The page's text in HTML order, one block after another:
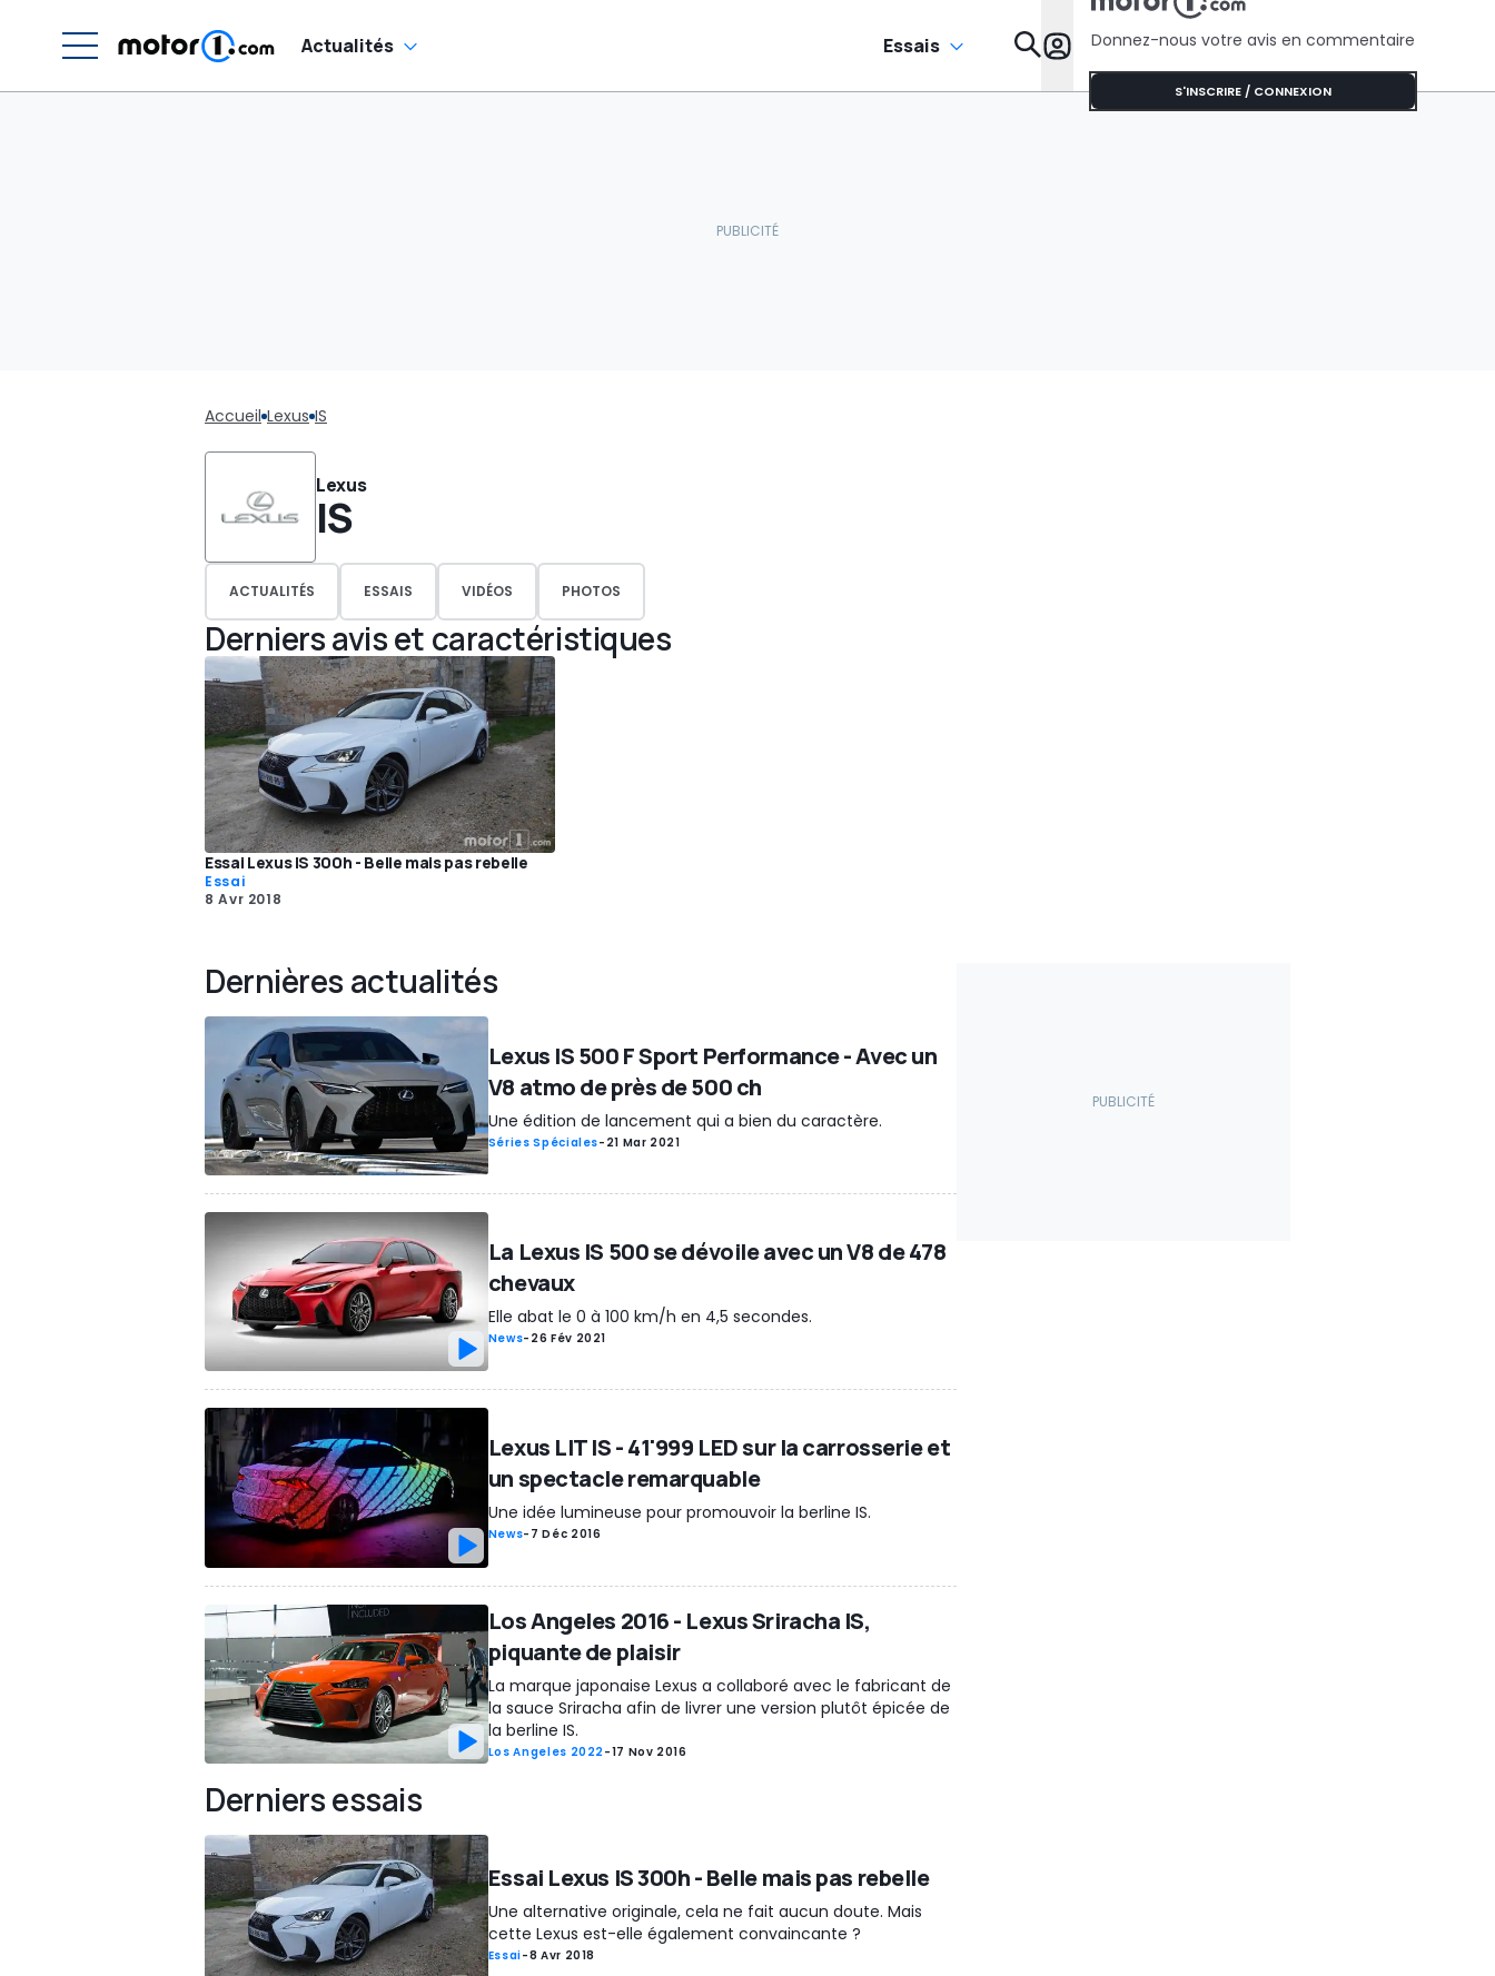
Actualités Essais Donnez-nous votre avis en commentaire
S'INSCRIRE / CONNEXION
Accueil Lexus IS
Lexus
IS
ACTUALITÉS ESSAIS VIDÉOS PHOTOS
Derniers avis et caractéristiques
Essai Lexus IS 300h - Belle mais pas rebelle
Essai
8 Avr 2018
Dernières actualités
Lexus IS 500 F Sport Performance - Avec un
V8 atmo de près de 500 ch
Une édition de lancement qui a bien du caractère.
Séries Spéciales- 21 Mar 2021
La Lexus IS 500 se dévoile avec un V8 de 478
chevaux
Elle abat le 0 à 100 km/h en 4,5 secondes.
News- 26 Fév 2021
Lexus LIT IS - 41'999 LED sur la carrosserie et
un spectacle remarquable
Une idée lumineuse pour promouvoir la berline IS.
News- 7 Déc 2016
Los Angeles 2016 - Lexus Sriracha IS,
piquante de plaisir
La marque japonaise Lexus a collaboré avec le fabricant de
la sauce Sriracha afin de livrer une version plutôt épicée de
la berline IS.
Los Angeles 2022-17 Nov 2016
Derniers essais
Essai Lexus IS 300h - Belle mais pas rebelle
Une alternative originale, cela ne fait aucun doute. Mais
cette Lexus est-elle également convaincante ?
Essai-8 Avr 2018